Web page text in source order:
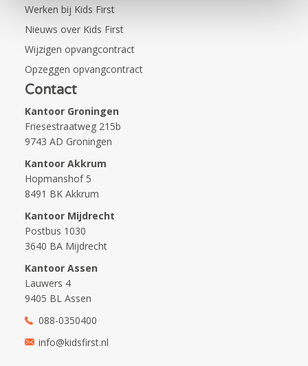
Werken bij Kids First
Nieuws over Kids First
Wijzigen opvangcontract
Opzeggen opvangcontract
Contact
Kantoor Groningen
Friesestraatweg 215b
9743 AD Groningen
Kantoor Akkrum
Hopmanshof 5
8491 BK Akkrum
Kantoor Mijdrecht
Postbus 1030
3640 BA Mijdrecht
Kantoor Assen
Lauwers 4
9405 BL Assen
088-0350400
info@kidsfirst.nl